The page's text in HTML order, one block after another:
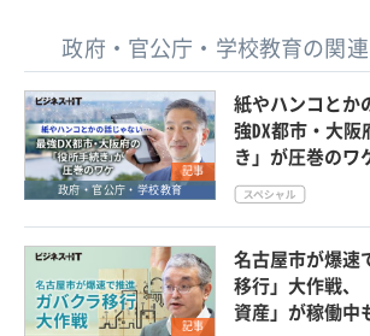
政府・官公庁・学校教育の関
記事
政府・官公庁・学校教育
紙やハンコと
強DX都市・大
き」が圧巻のワ
記事
名古屋市が爆速
移行」大作戦、
資産」が稼働